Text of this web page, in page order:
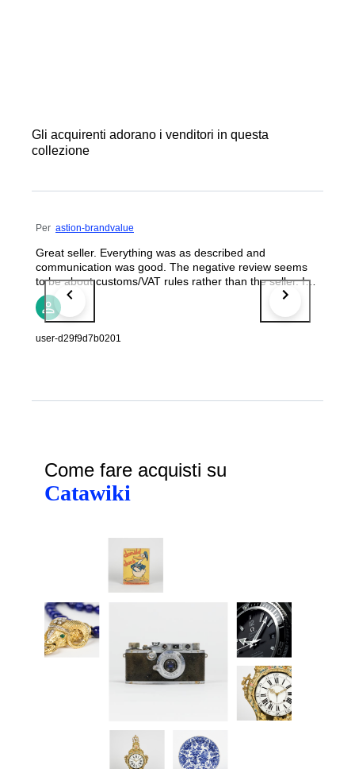
Gli acquirenti adorano i venditori in questa
collezione
Per astion-brandvalue
Great seller. Everything was as described and
communication was good. The negative review seems
to be about customs/VAT rules rather than the seller. I
would happily buy again.
user-d29f9d7b0201
Come fare acquisti su
Catawiki